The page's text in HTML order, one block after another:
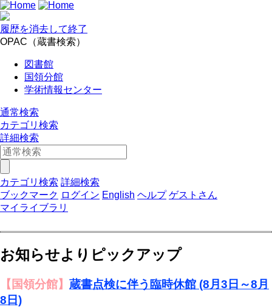
履歴を消去して終了
OPAC（蔵書検索）
図書館
国領分館
学術情報センター
通常検索
カテゴリ検索
詳細検索
カテゴリ検索 詳細検索
ブックマーク ログイン English ヘルプ ゲストさん
マイライブラリ
お知らせよりピックアップ
【国領分館】 蔵書点検に伴う臨時休館 (8月3日～8月
8日)